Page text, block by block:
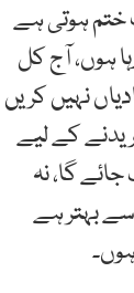
ختم ہوتی ہے
ہوں، آج کل
نہیں کریں
کے لیے
گا، نہ
بہتر ہے